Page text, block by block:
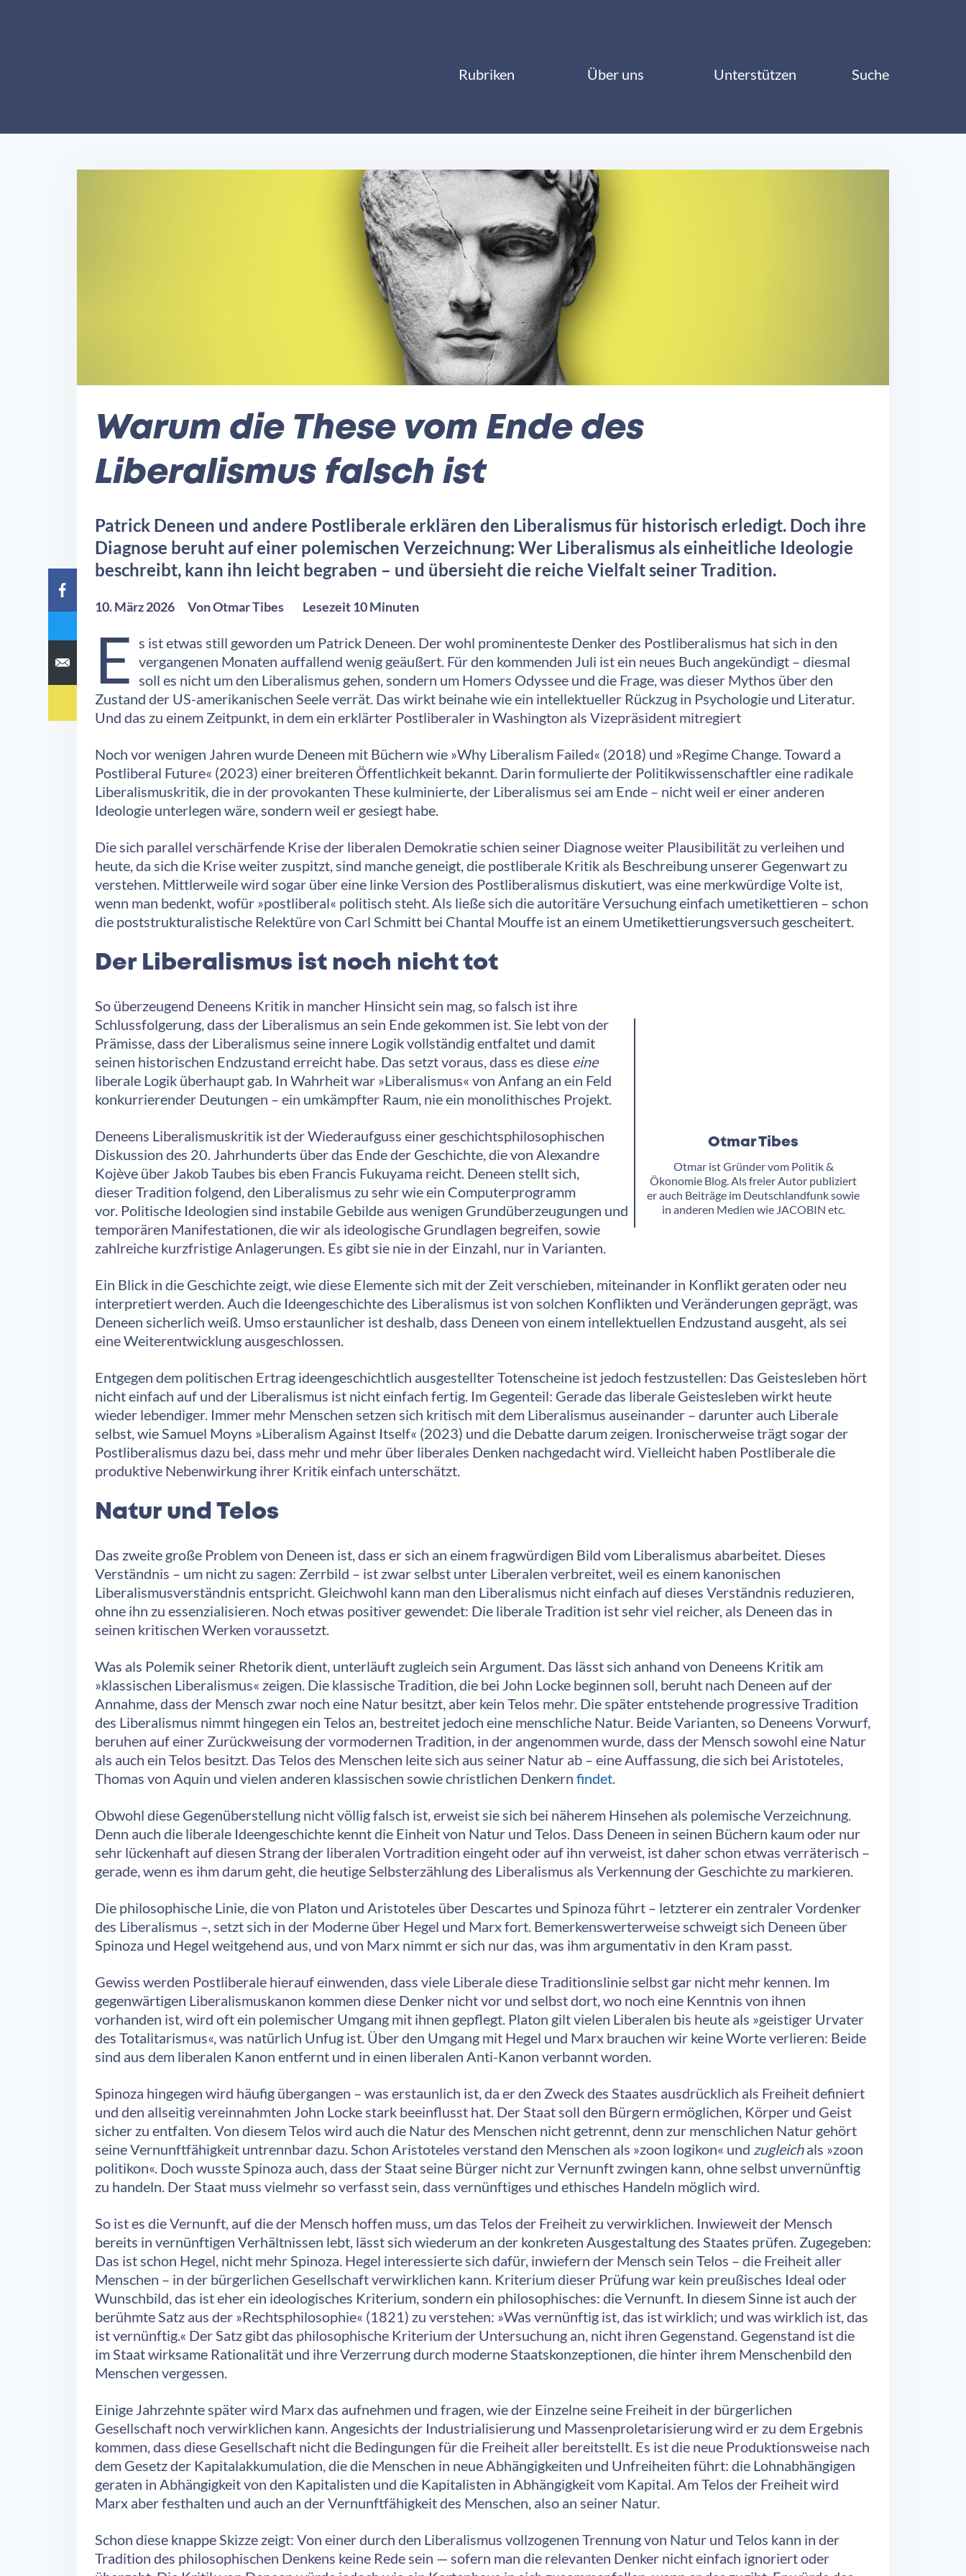
Rubriken Über uns Unterstützen Suche
Warum die These vom Ende des
Liberalismus falsch ist
Patrick Deneen und andere Postliberale erklären den Liberalismus für historisch erledigt. Doch ihre
Diagnose beruht auf einer polemischen Verzeichnung: Wer Liberalismus als einheitliche Ideologie
beschreibt, kann ihn leicht begraben – und übersieht die reiche Vielfalt seiner Tradition.
10. März 2026 VonOtmar Tibes Lesezeit 10 Minuten
E s ist etwas still geworden um Patrick Deneen. Der wohl prominenteste Denker des Postliberalismus hat sich in den
vergangenen Monaten auffallend wenig geäußert. Für den kommenden Juli ist ein neues Buch angekündigt – diesmal
soll es nicht um den Liberalismus gehen, sondern um Homers Odyssee und die Frage, was dieser Mythos über den
Zustand der US-amerikanischen Seele verrät. Das wirkt beinahe wie ein intellektueller Rückzug in Psychologie und Literatur.
Und das zu einem Zeitpunkt, in dem ein erklärter Postliberaler in Washington als Vizepräsident mitregiert
Noch vor wenigen Jahren wurde Deneen mit Büchern wie »Why Liberalism Failed« (2018) und »Regime Change. Toward a
Postliberal Future« (2023) einer breiteren Öffentlichkeit bekannt. Darin formulierte der Politikwissenschaftler eine radikale
Liberalismuskritik, die in der provokanten These kulminierte, der Liberalismus sei am Ende – nicht weil er einer anderen
Ideologie unterlegen wäre, sondern weil er gesiegt habe.
Die sich parallel verschärfende Krise der liberalen Demokratie schien seiner Diagnose weiter Plausibilität zu verleihen und
heute, da sich die Krise weiter zuspitzt, sind manche geneigt, die postliberale Kritik als Beschreibung unserer Gegenwart zu
verstehen. Mittlerweile wird sogar über eine linke Version des Postliberalismus diskutiert, was eine merkwürdige Volte ist,
wenn man bedenkt, wofür »postliberal« politisch steht. Als ließe sich die autoritäre Versuchung einfach umetikettieren – schon
die poststrukturalistische Relektüre von Carl Schmitt bei Chantal Mouffe ist an einem Umetikettierungsversuch gescheitert.
Der Liberalismus ist noch nicht tot
So überzeugend Deneens Kritik in mancher Hinsicht sein mag, so falsch ist ihre
Schlussfolgerung, dass der Liberalismus an sein Ende gekommen ist. Sie lebt von der
Prämisse, dass der Liberalismus seine innere Logik vollständig entfaltet und damit
seinen historischen Endzustand erreicht habe. Das setzt voraus, dass es diese eine
liberale Logik überhaupt gab. In Wahrheit war »Liberalismus« von Anfang an ein Feld
konkurrierender Deutungen – ein umkämpfter Raum, nie ein monolithisches Projekt.
Deneens Liberalismuskritik ist der Wiederaufguss einer geschichtsphilosophischen
Diskussion des 20. Jahrhunderts über das Ende der Geschichte, die von Alexandre
Kojève über Jakob Taubes bis eben Francis Fukuyama reicht. Deneen stellt sich,
dieser Tradition folgend, den Liberalismus zu sehr wie ein Computerprogramm
vor. Politische Ideologien sind instabile Gebilde aus wenigen Grundüberzeugungen und
temporären Manifestationen, die wir als ideologische Grundlagen begreifen, sowie
zahlreiche kurzfristige Anlagerungen. Es gibt sie nie in der Einzahl, nur in Varianten.
Otmar Tibes
Otmar ist Gründer vom Politik &
Ökonomie Blog. Als freier Autor publiziert
er auch Beiträge im Deutschlandfunk sowie
in anderen Medien wie JACOBIN etc.
Ein Blick in die Geschichte zeigt, wie diese Elemente sich mit der Zeit verschieben, miteinander in Konflikt geraten oder neu
interpretiert werden. Auch die Ideengeschichte des Liberalismus ist von solchen Konflikten und Veränderungen geprägt, was
Deneen sicherlich weiß. Umso erstaunlicher ist deshalb, dass Deneen von einem intellektuellen Endzustand ausgeht, als sei
eine Weiterentwicklung ausgeschlossen.
Entgegen dem politischen Ertrag ideengeschichtlich ausgestellter Totenscheine ist jedoch festzustellen: Das Geistesleben hört
nicht einfach auf und der Liberalismus ist nicht einfach fertig. Im Gegenteil: Gerade das liberale Geistesleben wirkt heute
wieder lebendiger. Immer mehr Menschen setzen sich kritisch mit dem Liberalismus auseinander – darunter auch Liberale
selbst, wie Samuel Moyns »Liberalism Against Itself« (2023) und die Debatte darum zeigen. Ironischerweise trägt sogar der
Postliberalismus dazu bei, dass mehr und mehr über liberales Denken nachgedacht wird. Vielleicht haben Postliberale die
produktive Nebenwirkung ihrer Kritik einfach unterschätzt.
Natur und Telos
Das zweite große Problem von Deneen ist, dass er sich an einem fragwürdigen Bild vom Liberalismus abarbeitet. Dieses
Verständnis – um nicht zu sagen: Zerrbild – ist zwar selbst unter Liberalen verbreitet, weil es einem kanonischen
Liberalismusverständnis entspricht. Gleichwohl kann man den Liberalismus nicht einfach auf dieses Verständnis reduzieren,
ohne ihn zu essenzialisieren. Noch etwas positiver gewendet: Die liberale Tradition ist sehr viel reicher, als Deneen das in
seinen kritischen Werken voraussetzt.
Was als Polemik seiner Rhetorik dient, unterläuft zugleich sein Argument. Das lässt sich anhand von Deneens Kritik am
»klassischen Liberalismus« zeigen. Die klassische Tradition, die bei John Locke beginnen soll, beruht nach Deneen auf der
Annahme, dass der Mensch zwar noch eine Natur besitzt, aber kein Telos mehr. Die später entstehende progressive Tradition
des Liberalismus nimmt hingegen ein Telos an, bestreitet jedoch eine menschliche Natur. Beide Varianten, so Deneens Vorwurf,
beruhen auf einer Zurückweisung der vormodernen Tradition, in der angenommen wurde, dass der Mensch sowohl eine Natur
als auch ein Telos besitzt. Das Telos des Menschen leite sich aus seiner Natur ab – eine Auffassung, die sich bei Aristoteles,
Thomas von Aquin und vielen anderen klassischen sowie christlichen Denkern findet.
Obwohl diese Gegenüberstellung nicht völlig falsch ist, erweist sie sich bei näherem Hinsehen als polemische Verzeichnung.
Denn auch die liberale Ideengeschichte kennt die Einheit von Natur und Telos. Dass Deneen in seinen Büchern kaum oder nur
sehr lückenhaft auf diesen Strang der liberalen Vortradition eingeht oder auf ihn verweist, ist daher schon etwas verräterisch –
gerade, wenn es ihm darum geht, die heutige Selbsterzählung des Liberalismus als Verkennung der Geschichte zu markieren.
Die philosophische Linie, die von Platon und Aristoteles über Descartes und Spinoza führt – letzterer ein zentraler Vordenker
des Liberalismus –, setzt sich in der Moderne über Hegel und Marx fort. Bemerkenswerterweise schweigt sich Deneen über
Spinoza und Hegel weitgehend aus, und von Marx nimmt er sich nur das, was ihm argumentativ in den Kram passt.
Gewiss werden Postliberale hierauf einwenden, dass viele Liberale diese Traditionslinie selbst gar nicht mehr kennen. Im
gegenwärtigen Liberalismuskanon kommen diese Denker nicht vor und selbst dort, wo noch eine Kenntnis von ihnen
vorhanden ist, wird oft ein polemischer Umgang mit ihnen gepflegt. Platon gilt vielen Liberalen bis heute als »geistiger Urvater
des Totalitarismus«, was natürlich Unfug ist. Über den Umgang mit Hegel und Marx brauchen wir keine Worte verlieren: Beide
sind aus dem liberalen Kanon entfernt und in einen liberalen Anti-Kanon verbannt worden.
Spinoza hingegen wird häufig übergangen – was erstaunlich ist, da er den Zweck des Staates ausdrücklich als Freiheit definiert
und den allseitig vereinnahmten John Locke stark beeinflusst hat. Der Staat soll den Bürgern ermöglichen, Körper und Geist
sicher zu entfalten. Von diesem Telos wird auch die Natur des Menschen nicht getrennt, denn zur menschlichen Natur gehört
seine Vernunftfähigkeit untrennbar dazu. Schon Aristoteles verstand den Menschen als »zoon logikon« und zugleichals »zoon
politikon«. Doch wusste Spinoza auch, dass der Staat seine Bürger nicht zur Vernunft zwingen kann, ohne selbst unvernünftig
zu handeln. Der Staat muss vielmehr so verfasst sein, dass vernünftiges und ethisches Handeln möglich wird.
So ist es die Vernunft, auf die der Mensch hoffen muss, um das Telos der Freiheit zu verwirklichen. Inwieweit der Mensch
bereits in vernünftigen Verhältnissen lebt, lässt sich wiederum an der konkreten Ausgestaltung des Staates prüfen. Zugegeben:
Das ist schon Hegel, nicht mehr Spinoza. Hegel interessierte sich dafür, inwiefern der Mensch sein Telos – die Freiheit aller
Menschen – in der bürgerlichen Gesellschaft verwirklichen kann. Kriterium dieser Prüfung war kein preußisches Ideal oder
Wunschbild, das ist eher ein ideologisches Kriterium, sondern ein philosophisches: die Vernunft. In diesem Sinne ist auch der
berühmte Satz aus der »Rechtsphilosophie« (1821) zu verstehen: »Was vernünftig ist, das ist wirklich; und was wirklich ist, das
ist vernünftig.« Der Satz gibt das philosophische Kriterium der Untersuchung an, nicht ihren Gegenstand. Gegenstand ist die
im Staat wirksame Rationalität und ihre Verzerrung durch moderne Staatskonzeptionen, die hinter ihrem Menschenbild den
Menschen vergessen.
Einige Jahrzehnte später wird Marx das aufnehmen und fragen, wie der Einzelne seine Freiheit in der bürgerlichen
Gesellschaft noch verwirklichen kann. Angesichts der Industrialisierung und Massenproletarisierung wird er zu dem Ergebnis
kommen, dass diese Gesellschaft nicht die Bedingungen für die Freiheit aller bereitstellt. Es ist die neue Produktionsweise nach
dem Gesetz der Kapitalakkumulation, die die Menschen in neue Abhängigkeiten und Unfreiheiten führt: die Lohnabhängigen
geraten in Abhängigkeit von den Kapitalisten und die Kapitalisten in Abhängigkeit vom Kapital. Am Telos der Freiheit wird
Marx aber festhalten und auch an der Vernunftfähigkeit des Menschen, also an seiner Natur.
Schon diese knappe Skizze zeigt: Von einer durch den Liberalismus vollzogenen Trennung von Natur und Telos kann in der
Tradition des philosophischen Denkens keine Rede sein — sofern man die relevanten Denker nicht einfach ignoriert oder